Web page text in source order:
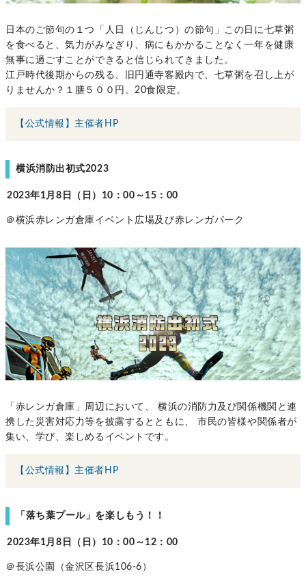
日本のご節句の１つ「人日（じんじつ）の節句」この日に七草粥
を食べると、気力がみなぎり、病にもかかることなく一年を健康
無事に過ごすことができると信じられてきました。
江戸時代後期からの残る、旧円通寺客殿内で、七草粥を召し上が
りませんか？１膳５００円。20食限定。
【公式情報】主催者HP
横浜消防出初式2023
2023年1月8日（日）10：00～15：00
＠横浜赤レンガ倉庫イベント広場及び赤レンガパーク
「赤レンガ倉庫」周辺において、 横浜の消防力及び関係機関と連
携した災害対応力等を披露するとともに、 市民の皆様や関係者が
集い、学び、楽しめるイベントです。
【公式情報】主催者HP
「落ち葉プール」を楽しもう！！
2023年1月8日（日）10：00～12：00
＠長浜公園（金沢区長浜106-6）